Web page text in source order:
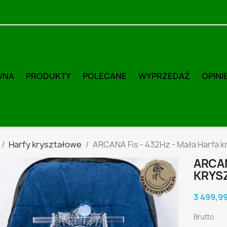
PRODUKTY POLECANE WYPRZEDAŻ
Harfy kryształowe ARCANA Fis - 432Hz - Mała Harfa
3
Brutto